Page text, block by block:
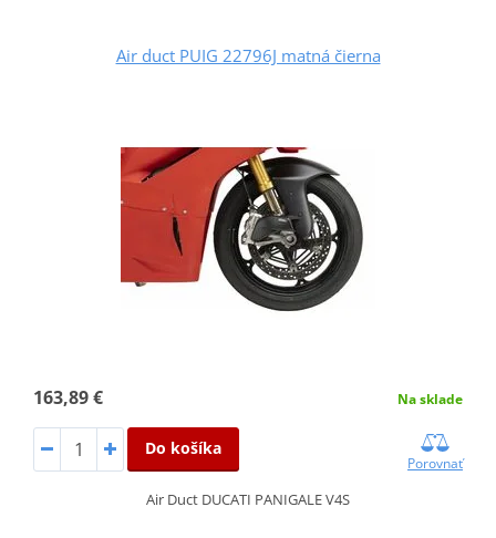
Air duct PUIG 22796J matná čierna
163,89 € Na sklade
Do košíka
Porovnať
Air Duct DUCATI PANIGALE V4S